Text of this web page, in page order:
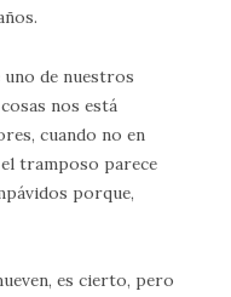
de nuestros
nos está
cuando no en
tramposo parece
porque,
es cierto, pero